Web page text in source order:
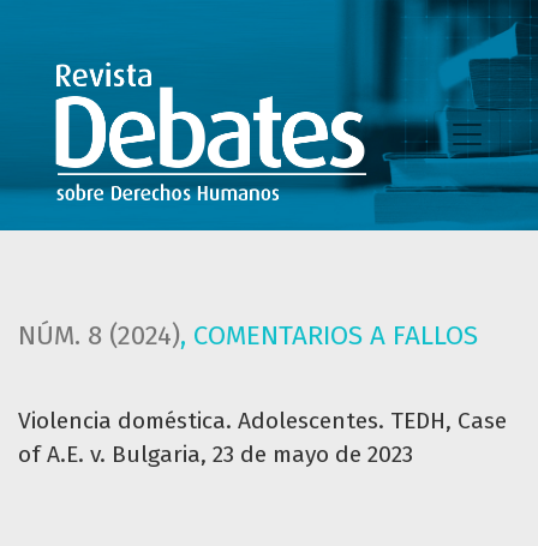
Violencia doméstica. Adolescentes. TEDH, Case of A.E. v.
NÚM. 8 (2024), COMENTARIOS A FALLOS
Violencia doméstica. Adolescentes. TEDH, Case
of A.E. v. Bulgaria, 23 de mayo de 2023